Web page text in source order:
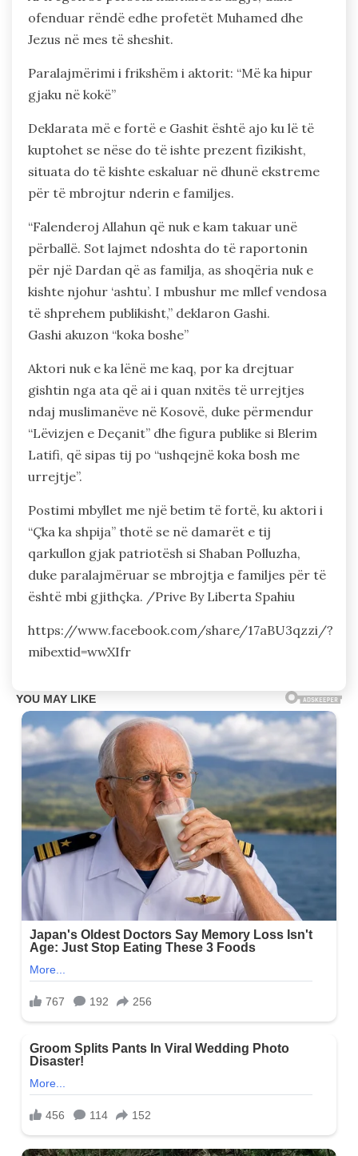
ofenduar rëndë edhe profetët Muhamed dhe
Jezus në mes të sheshit.
Paralajmërimi i frikshëm i aktorit: “Më ka hipur
gjaku në kokë”
Deklarata më e fortë e Gashit është ajo ku lë të
kuptohet se nëse do të ishte prezent fizikisht,
situata do të kishte eskaluar në dhunë ekstreme
për të mbrojtur nderin e familjes.
“Falenderoj Allahun që nuk e kam takuar unë
përballë. Sot lajmet ndoshta do të raportonin
për një Dardan që as familja, as shoqëria nuk e
kishte njohur ‘ashtu’. I mbushur me mllef vendosa
të shprehem publikisht,” deklaron Gashi.
Gashi akuzon “koka boshe”
Aktori nuk e ka lënë me kaq, por ka drejtuar
gishtin nga ata që ai i quan nxitës të urrejtjes
ndaj muslimanëve në Kosovë, duke përmendur
“Lëvizjen e Deçanit” dhe figura publike si Blerim
Latifi, që sipas tij po “ushqejnë koka bosh me
urrejtje”.
Postimi mbyllet me një betim të fortë, ku aktori i
“Çka ka shpija” thotë se në damarët e tij
qarkullon gjak patriotësh si Shaban Polluzha,
duke paralajmëruar se mbrojtja e familjes për të
është mbi gjithçka. /Prive By Liberta Spahiu
https://www.facebook.com/share/17aBU3qzzi/?
mibextid=wwXIfr